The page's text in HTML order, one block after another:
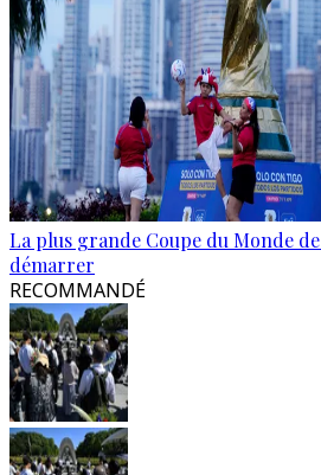
La plus grande Coupe du Monde
démarrer
RECOMMANDÉ